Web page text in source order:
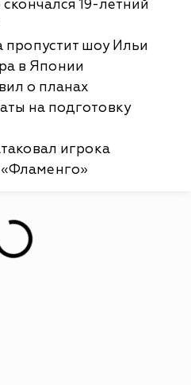
19-летний
пропустит шоу Ильи
в Японии
о планах
на подготовку
игрока